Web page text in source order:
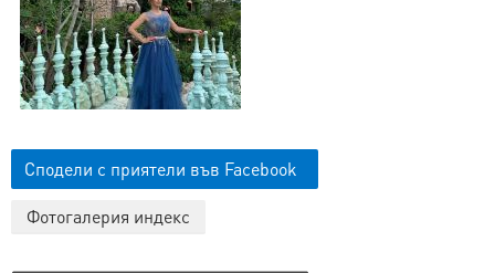
Сподели с приятели във Facebook
Фотогалерия индекс